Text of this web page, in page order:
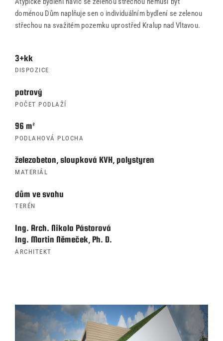
doménou Dům naplňuje sen o individuálním bydlení se zelenou
střechou na svažitém pozemku uprostřed Kralup nad Vltavou.
3+kk
DISPOZICE
patrový
POČET PODLAŽÍ
96 m²
PODLAHOVÁ PLOCHA
železobeton, sloupková KVH, polystyren
MATERIÁL
dům ve svahu
TERÉN
Ing. Arch. Nikola Pástorová
Ing. Martin Němeček, Ph. D.
ARCHITEKT